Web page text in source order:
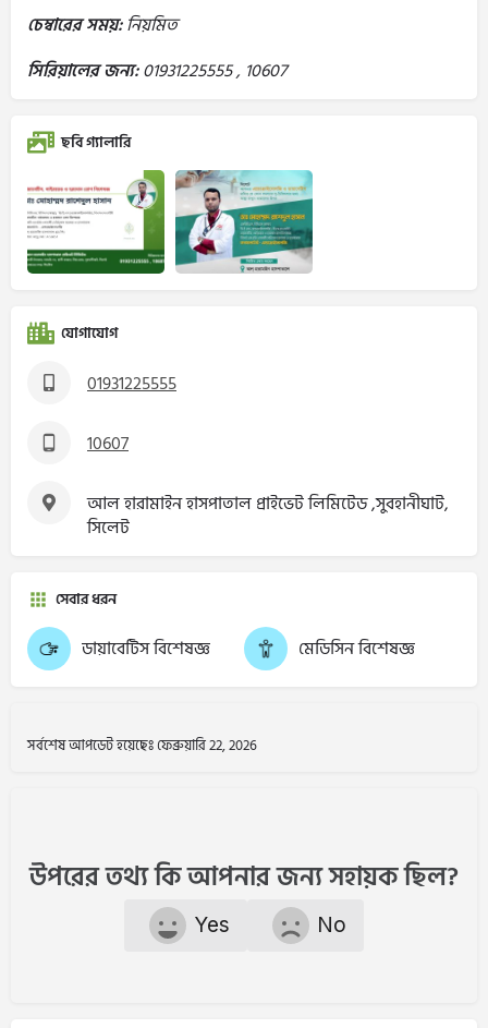
চেম্বারের সময়:নিয়মিত
সিরিয়ালের জন্য:01931225555 , 10607
ছবি গ্যালারি
যোগাযোগ
01931225555
10607
আল হারামাইন হাসপাতাল প্রাইভেট লিমিটেড ,সুবহানীঘাট,
সিলেট
সেবার ধরন
ডায়াবেটিস বিশেষজ্ঞ মেডিসিন বিশেষজ্ঞ
সর্বশেষ আপডেট হয়েছেঃ ফেব্রুয়ারি 22, 2026
উপরের তথ্য কি আপনার জন্য সহায়ক ছিল?
Yes No